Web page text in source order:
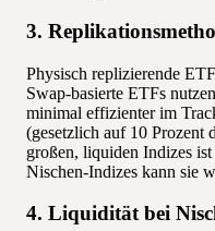
3.
Physisch replizierende
Swap-basierte ETFs
minimal effizienter im
(gesetzlich auf 10 Prozent
großen, liquiden Indizes
Nischen-Indizes kann sie
4. Liquidität bei